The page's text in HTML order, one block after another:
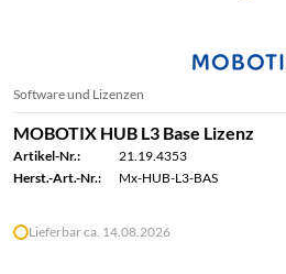
Software und Lizenzen
MOBOTIX HUB L3 Base Lizenz
Artikel-Nr.:
21.19.4353
Herst.-Art.-Nr.:
Mx-HUB-L3-BAS
Lieferbar ca. 14.08.2026